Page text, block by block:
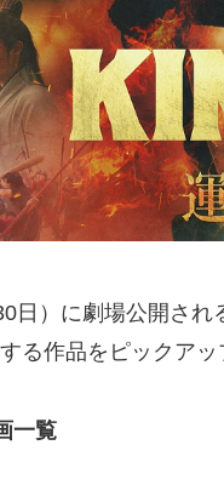
日）に劇場公開さ
る作品をピックアッ
一覧